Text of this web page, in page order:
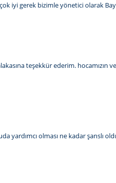
iyi gerek bizimle yönetici olarak
teşekkür ederim.
yardımcı olması ne kadar